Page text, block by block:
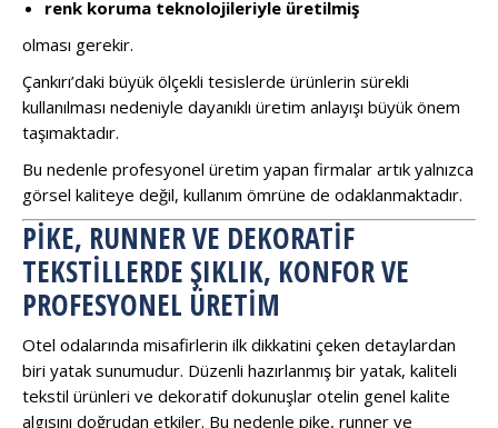
renk koruma teknolojileriyle üretilmiş
olması gerekir.
Çankırı’daki büyük ölçekli tesislerde ürünlerin sürekli
kullanılması nedeniyle dayanıklı üretim anlayışı büyük önem
taşımaktadır.
Bu nedenle profesyonel üretim yapan firmalar artık yalnızca
görsel kaliteye değil, kullanım ömrüne de odaklanmaktadır.
PIKE, RUNNER VE DEKORATIF
TEKSTILLERDE ŞIKLIK, KONFOR VE
PROFESYONEL ÜRETIM
Otel odalarında misafirlerin ilk dikkatini çeken detaylardan
biri yatak sunumudur. Düzenli hazırlanmış bir yatak, kaliteli
tekstil ürünleri ve dekoratif dokunuşlar otelin genel kalite
algısını doğrudan etkiler. Bu nedenle pike, runner ve